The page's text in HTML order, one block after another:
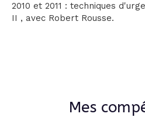
2010 et 2011 : techniques
II , avec Robert Rousse.
Mes